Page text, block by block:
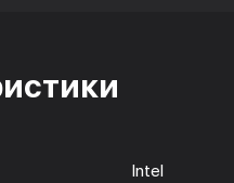
Intel